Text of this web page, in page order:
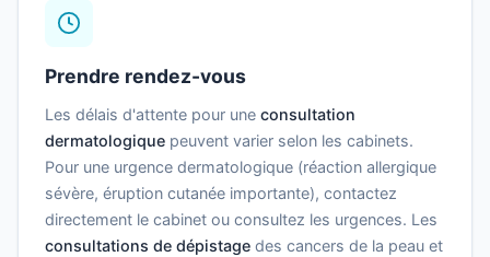
Prendre rendez-vous
Les délais d'attente pour une consultation
dermatologique peuvent varier selon les cabinets.
Pour une urgence dermatologique (réaction allergique
sévère, éruption cutanée importante), contactez
directement le cabinet ou consultez les urgences. Les
consultations de dépistage des cancers de la peau et